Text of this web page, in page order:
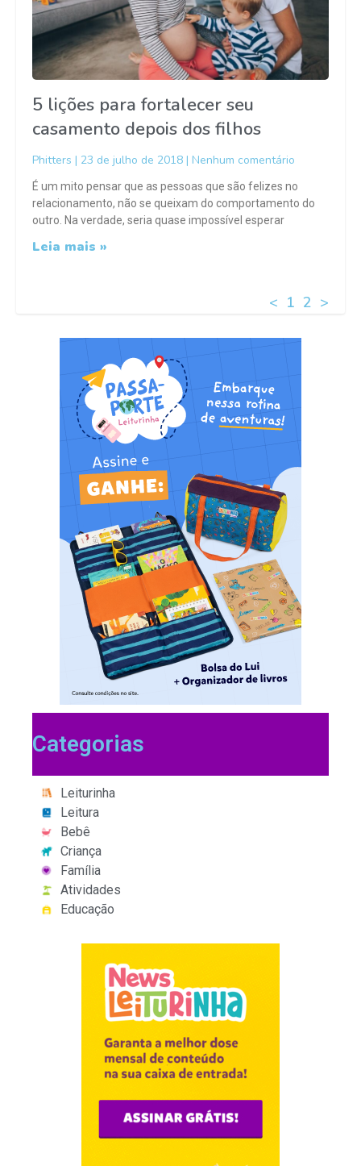
5 lições para fortalecer seu
casamento depois dos filhos
Phitters 23 de julho de 2018 Nenhum comentário
É um mito pensar que as pessoas que são felizes no
relacionamento, não se queixam do comportamento do
outro. Na verdade, seria quase impossível esperar
Leia mais »
< 1 2 >
Categorias
Leiturinha
Leitura
Bebê
Criança
Família
Atividades
Educação